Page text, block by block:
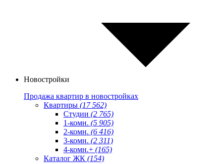
Новостройки
Продажа квартир в новостройках
Квартиры (17 562)
Студии (2 765)
1-комн. (5 905)
2-комн. (6 416)
3-комн. (2 311)
4-комн.+ (165)
Каталог ЖК (154)